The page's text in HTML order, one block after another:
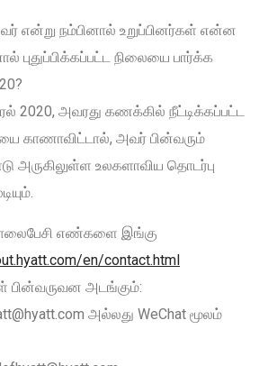
என்று நம்பினால் உறுப்பினர்கள் என்ன
நிலையை பார்க்க
2020, அவரது கணக்கில் நீட்டிக்கப்பட்ட
காணாவிட்டால், அவர் பின்வரும்
உலகளாவிய தொடர்பு
எண்களை இங்கு
en/contact.html
பின்வருவன அடங்கும்:
அல்லது WeChat மூலம்